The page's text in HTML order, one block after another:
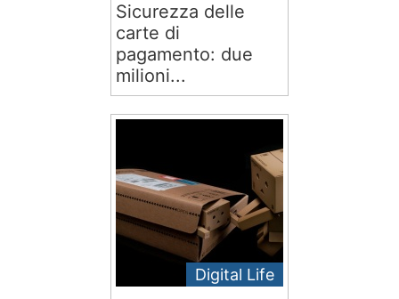
Sicurezza delle
carte di
pagamento: due
milioni...
Digital Life